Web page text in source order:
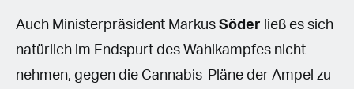
Auch Ministerpräsident Markus Söder ließ es sich
natürlich im Endspurt des Wahlkampfes nicht
nehmen, gegen die Cannabis-Pläne der Ampel zu